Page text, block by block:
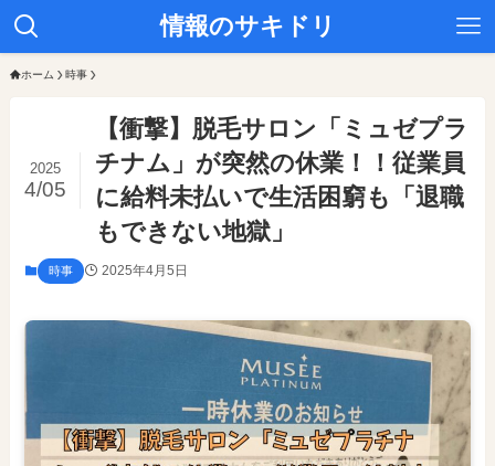
情報のサキドリ
ホーム 時事
【衝撃】脱毛サロン「ミュゼプラ
チナム」が突然の休業！！従業員
に給料未払いで生活困窮も「退職
もできない地獄」
2025
4/05
時事 2025年4月5日